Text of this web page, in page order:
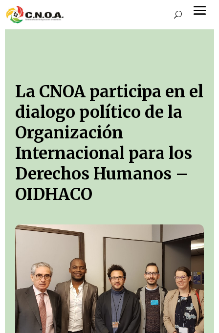
La CNOA participa en el
dialogo político de la
Organización
Internacional para los
Derechos Humanos –
OIDHACO